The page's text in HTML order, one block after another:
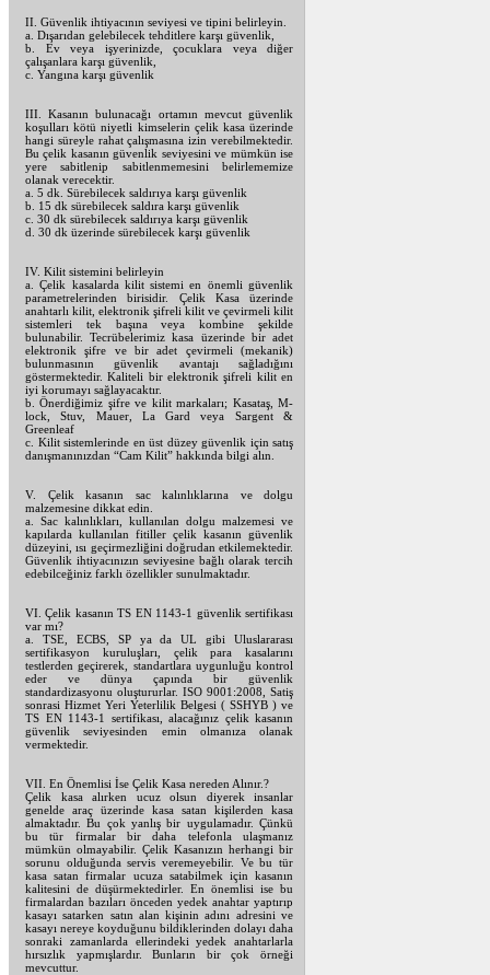
II. Güvenlik ihtiyacının seviyesi ve tipini belirleyin.
a. Dışarıdan gelebilecek tehditlere karşı güvenlik,
b. Ev veya işyerinizde, çocuklara veya diğer
çalışanlara karşı güvenlik,
c. Yangına karşı güvenlik
III. Kasanın bulunacağı ortamın mevcut güvenlik
koşulları kötü niyetli kimselerin çelik kasa üzerinde
hangi süreyle rahat çalışmasına izin verebilmektedir.
Bu çelik kasanın güvenlik seviyesini ve mümkün ise
yere sabitlenip sabitlenmemesini belirlememize
olanak verecektir.
a. 5 dk. Sürebilecek saldırıya karşı güvenlik
b. 15 dk sürebilecek saldıra karşı güvenlik
c. 30 dk sürebilecek saldırıya karşı güvenlik
d. 30 dk üzerinde sürebilecek karşı güvenlik
IV. Kilit sistemini belirleyin
a. Çelik kasalarda kilit sistemi en önemli güvenlik
parametrelerinden birisidir. Çelik Kasa üzerinde
anahtarlı kilit, elektronik şifreli kilit ve çevirmeli kilit
sistemleri tek başına veya kombine şekilde
bulunabilir. Tecrübelerimiz kasa üzerinde bir adet
elektronik şifre ve bir adet çevirmeli (mekanik)
bulunmasının güvenlik avantajı sağladığını
göstermektedir. Kaliteli bir elektronik şifreli kilit en
iyi korumayı sağlayacaktır.
b. Önerdiğimiz şifre ve kilit markaları; Kasataş, M-
lock, Stuv, Mauer, La Gard veya Sargent &
Greenleaf
c. Kilit sistemlerinde en üst düzey güvenlik için satış
danışmanınızdan “Cam Kilit” hakkında bilgi alın.
V. Çelik kasanın sac kalınlıklarına ve dolgu
malzemesine dikkat edin.
a. Sac kalınlıkları, kullanılan dolgu malzemesi ve
kapılarda kullanılan fitiller çelik kasanın güvenlik
düzeyini, ısı geçirmezliğini doğrudan etkilemektedir.
Güvenlik ihtiyacınızın seviyesine bağlı olarak tercih
edebilceğiniz farklı özellikler sunulmaktadır.
VI. Çelik kasanın TS EN 1143-1 güvenlik sertifikası
var mı?
a. TSE, ECBS, SP ya da UL gibi Uluslararası
sertifikasyon kuruluşları, çelik para kasalarını
testlerden geçirerek, standartlara uygunluğu kontrol
eder ve dünya çapında bir güvenlik
standardizasyonu oluştururlar. ISO 9001:2008, Satiş
sonrasi Hizmet Yeri Yeterlilik Belgesi ( SSHYB ) ve
TS EN 1143-1 sertifikası, alacağınız çelik kasanın
güvenlik seviyesinden emin olmanıza olanak
vermektedir.
VII. En Önemlisi İse Çelik Kasa nereden Alınır.?
Çelik kasa alırken ucuz olsun diyerek insanlar
genelde araç üzerinde kasa satan kişilerden kasa
almaktadır. Bu çok yanlış bir uygulamadır. Çünkü
bu tür firmalar bir daha telefonla ulaşmanız
mümkün olmayabilir. Çelik Kasanızın herhangi bir
sorunu olduğunda servis veremeyebilir. Ve bu tür
kasa satan firmalar ucuza satabilmek için kasanın
kalitesini de düşürmektedirler. En önemlisi ise bu
firmalardan bazıları önceden yedek anahtar yaptırıp
kasayı satarken satın alan kişinin adını adresini ve
kasayı nereye koyduğunu bildiklerinden dolayı daha
sonraki zamanlarda ellerindeki yedek anahtarlarla
hırsızlık yapmışlardır. Bunların bir çok örneği
mevcuttur.